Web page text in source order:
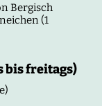
Bergisch
(1
bis freitags)